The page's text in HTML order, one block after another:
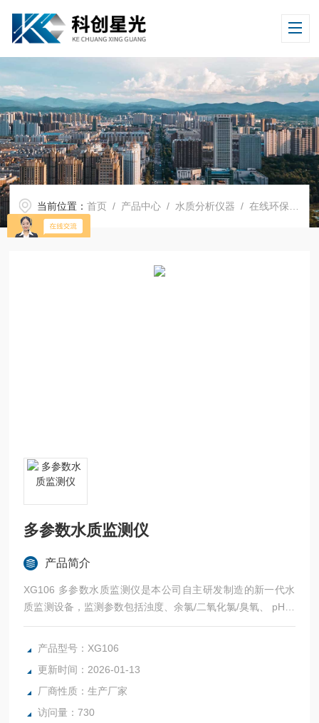
当前位置：首页 / 产品中心 / 水质分析仪器 /在线环保水质监测仪表
多参数水质监测仪
产品简介
XG106 多参数水质监测仪是本公司自主研发制造的新一代水
质监测设备，监测参数包括浊度、余氯/二氧化氯/臭氧、 pH、
温度、电导率/TDS 、ORP 等，该仪器可广泛用于城市或村镇
自来水厂、自来水输水管网、自来水二次供水、用户末梢、室
产过程控制、水利水务管理、卫生监督等领域的在线分析设
备。
产品型号：XG106
更新时间：2026-01-13
厂商性质：生产厂家
访问量：730